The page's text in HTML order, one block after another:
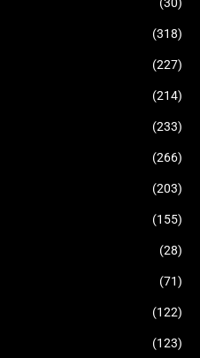
(318)
(227)
(214)
(233)
(266)
(203)
(155)
(28)
(71)
(122)
(123)